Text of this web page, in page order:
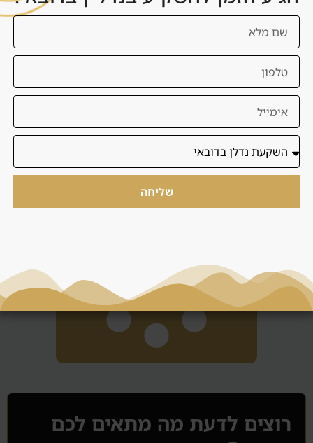
תוכנית רוכשי דירה ראשונה
בדובאי: מה משקיע ישראלי צריך
להבין לפני שהוא נכנס לשוק
לצפייה בפרויקט
טעינת פרויקטים נוספים
רוצים לדעת מה מתאים לכם
שליחה